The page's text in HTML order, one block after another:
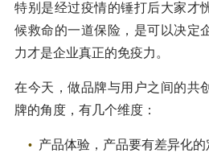
特别是经过疫情的锤打后大家才
候救命的一道保险，是可以决定
力才是企业真正的免疫力。
在今天，做品牌与用户之间的共
牌的角度，有几个维度：
产品体验，产品要有差异化的